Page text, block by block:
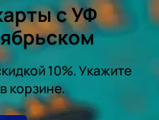
с УФ
10%. Укажите
в корзине.